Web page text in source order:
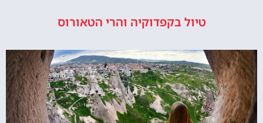
טיול בקפדוקיה והרי הטאורוס